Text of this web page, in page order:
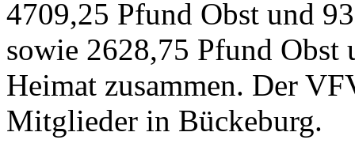
4709,25 Pfund Obst und
sowie 2628,75 Pfund
Heimat zusammen. Der
Mitglieder in Bückeburg.